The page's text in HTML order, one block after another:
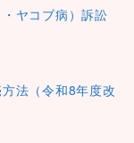
ヤコブ病）訴訟
法（令和8年度改